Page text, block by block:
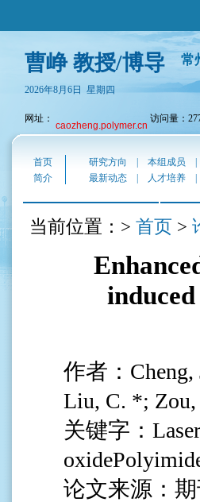
曹峥 教授/博导 常
2026年8月6日 星期四
网址： caozheng.polymer.cn 访问量：
首页 研究方向 本组成员
简介
最新动态 人才培养
当前位置：> 首页 >
作者：Cheng,
Liu, C. *;
关键字：
论文来源：